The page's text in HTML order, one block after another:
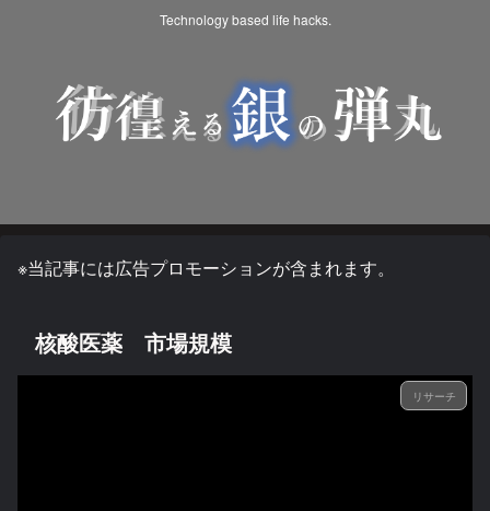
Technology based life hacks.
※当記事には広告プロモーションが含まれます。
核酸医薬 市場規模
リサーチ